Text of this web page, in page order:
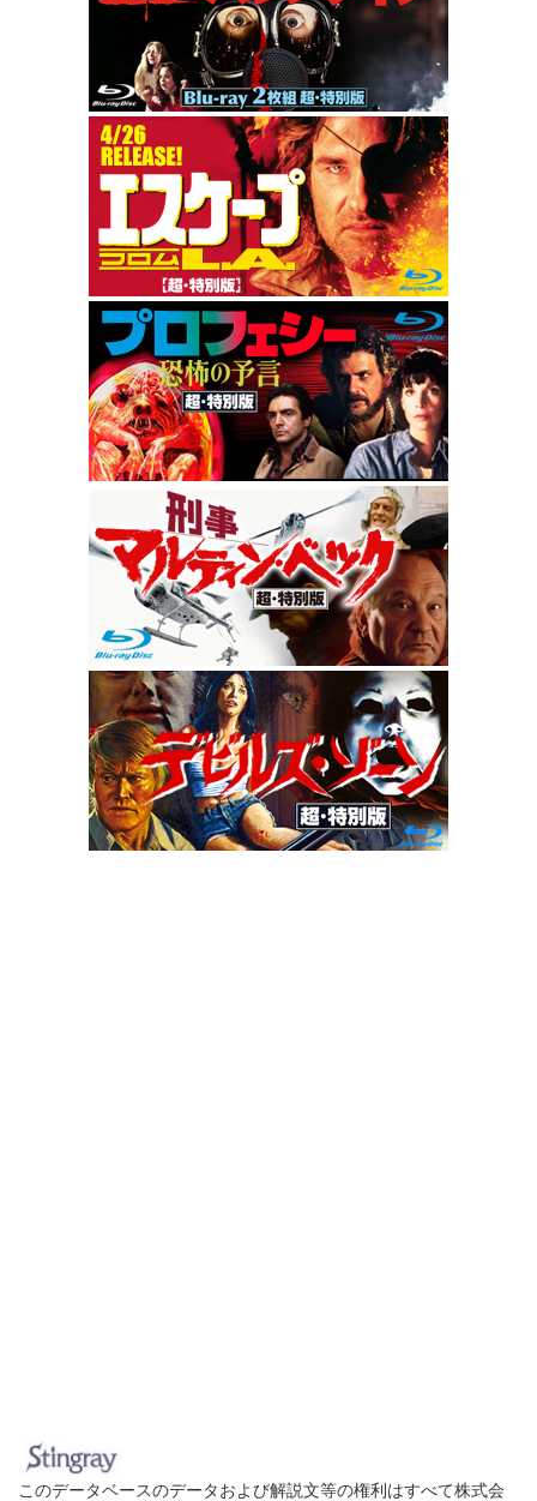
このデータベースのデータおよび解説文等の権利はすべて株式会